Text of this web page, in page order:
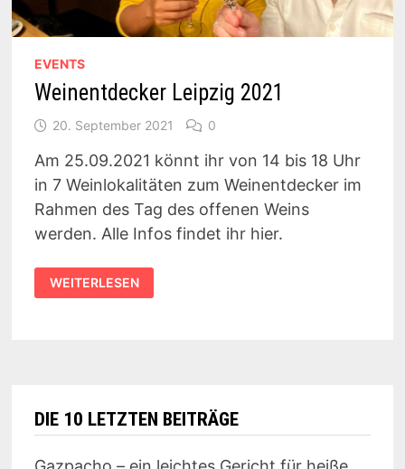
EVENTS
Weinentdecker Leipzig 2021
20. September 2021 0
Am 25.09.2021 könnt ihr von 14 bis 18 Uhr
in 7 Weinlokalitäten zum Weinentdecker im
Rahmen des Tag des offenen Weins
werden. Alle Infos findet ihr hier.
WEINENTDECKER
LEIPZIG
2021
WEITERLESEN
DIE 10 LETZTEN BEITRÄGE